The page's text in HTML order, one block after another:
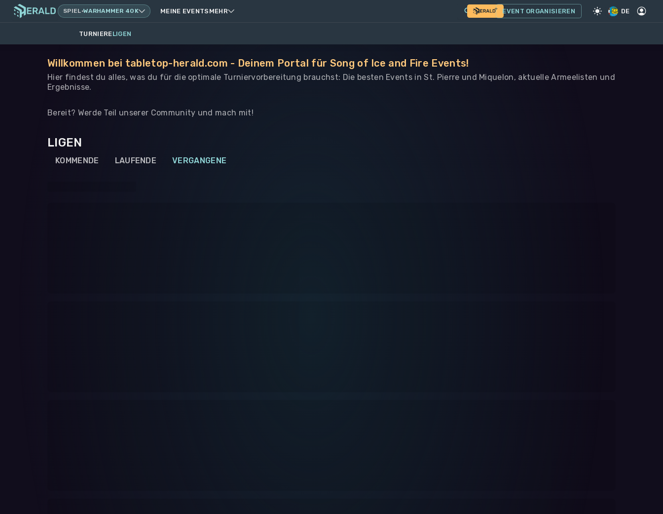
SPIEL·WARHAMMER 40K MEINE EVENTS MEHR EVENT ORGANISIEREN DE
TURNIERELIGEN
Willkommen bei tabletop-herald.com - Deinem Portal für Song of Ice and Fire Events!
Hier findest du alles, was du für die optimale Turniervorbereitung brauchst: Die besten Events in St. Pierre und Miquelon, aktuelle Armeelisten und
Ergebnisse.
Bereit? Werde Teil unserer Community und mach mit!
LIGEN
KOMMENDE LAUFENDE VERGANGENE